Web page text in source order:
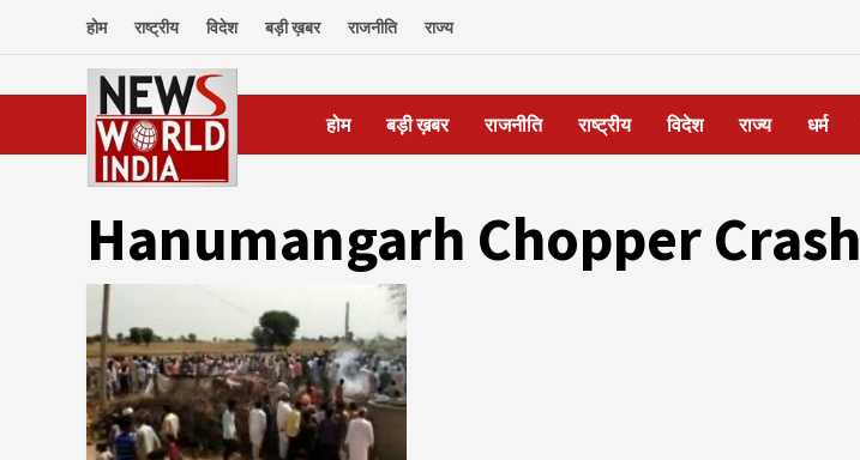
होम राष्ट्रीय विदेश बड़ी ख़बर राजनीति राज्य
होम बड़ी ख़बर राजनीति राष्ट्रीय विदेश राज्य धर्म
Hanumangarh Chopper Crash